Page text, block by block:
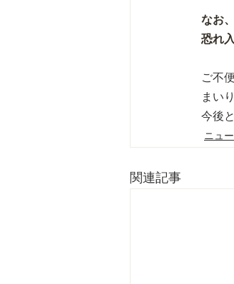
なお
恐れ
ご不
まい
今後
ニュ
関連記事